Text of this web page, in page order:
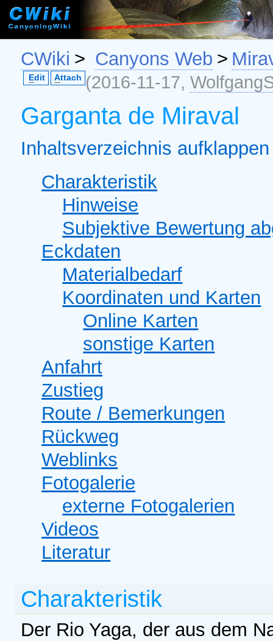
CWiki > Canyons Web >
(2016-11-17,
Edit Attach
Garganta de Miraval
Inhaltsverzeichnis
Charakteristik
Hinweise
Subjektive Bewertung
Eckdaten
Materialbedarf
Koordinaten und Karten
Online Karten
sonstige Karten
Anfahrt
Zustieg
Route / Bemerkungen
Rückweg
Weblinks
Fotogalerie
externe Fotogalerien
Videos
Literatur
Charakteristik
Der Rio Yaga, der aus dem